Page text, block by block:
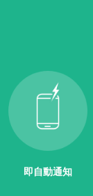
即自動通知